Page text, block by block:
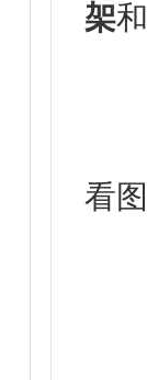
架
看